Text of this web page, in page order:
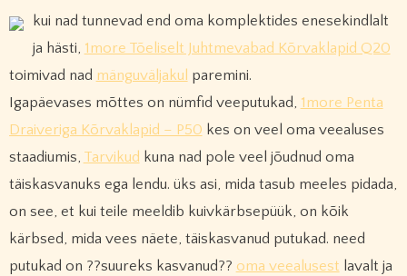
kui nad tunnevad end oma komplektides enesekindlalt
ja hästi, 1more Tõeliselt Juhtmevabad Kõrvaklapid Q20
toimivad nad mänguväljakul paremini.
Igapäevases mõttes on nümfid veeputukad, 1more Penta
Draiveriga Kõrvaklapid – P50 kes on veel oma veealuses
staadiumis, Tarvikud kuna nad pole veel jõudnud oma
täiskasvanuks ega lendu. üks asi, mida tasub meeles pidada,
on see, et kui teile meeldib kuivkärbsepüük, on kõik
kärbsed, mida vees näete, täiskasvanud putukad. need
putukad on ??suureks kasvanud?? oma veealusest lavalt ja